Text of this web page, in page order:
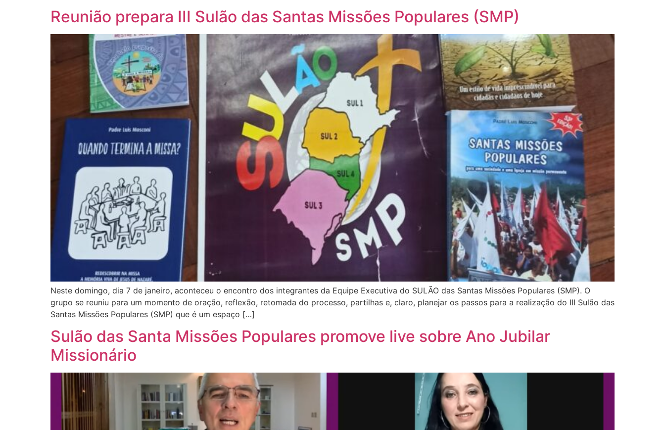
Reunião prepara III Sulão das Santas Missões Populares (SMP)
Neste domingo, dia 7 de janeiro, aconteceu o encontro dos integrantes da Equipe Executiva do SULÃO das Santas Missões Populares (SMP). O
grupo se reuniu para um momento de oração, reflexão, retomada do processo, partilhas e, claro, planejar os passos para a realização do III Sulão das
Santas Missões Populares (SMP) que é um espaço […]
Sulão das Santa Missões Populares promove live sobre Ano Jubilar
Missionário